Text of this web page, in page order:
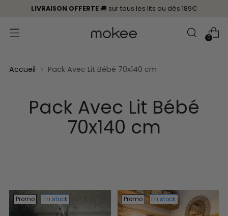
LIVRAISON OFFERTE 🚚 sur tous les lits ou dès 189€
0
Accueil Pack Avec Lit Bébé 70x140 cm
Pack Avec Lit Bébé
70x140 cm
Promo En stock Promo En stock